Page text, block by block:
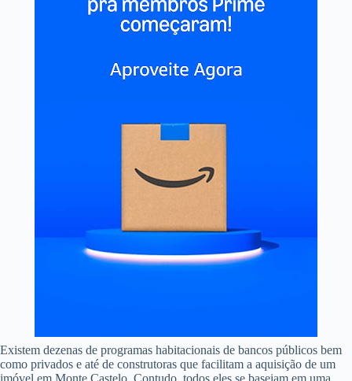
Existem dezenas de programas habitacionais de bancos públicos bem
como privados e até de construtoras que facilitam a aquisição de um
imóvel em Monte Castelo. Contudo, todos eles se baseiam em uma